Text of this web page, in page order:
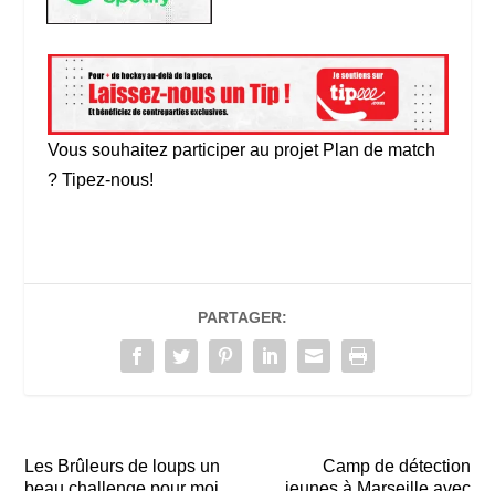
Vous souhaitez participer au projet Plan de match
? Tipez-nous!
PARTAGER:
Les Brûleurs de loups un
Camp de détection